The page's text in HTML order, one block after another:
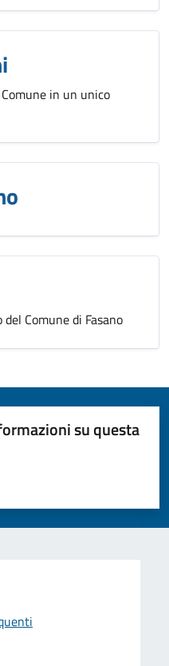
in un unico
Comune di Fasano
su questa
5